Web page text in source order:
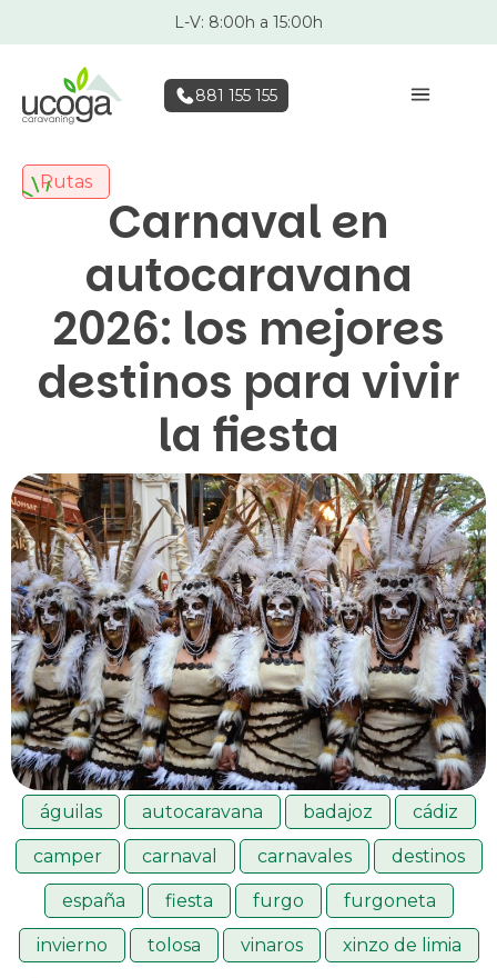
L-V: 8:00h a 15:00h
881 155 155
Rutas
Carnaval en
autocaravana
2026: los mejores
destinos para vivir
la fiesta
águilas autocaravana badajoz cádiz
camper carnaval carnavales destinos
españa fiesta furgo furgoneta
invierno tolosa vinaros xinzo de limia